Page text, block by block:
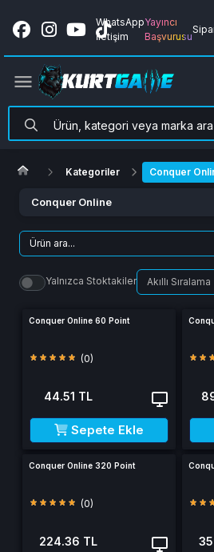
WhatsApp
İletişim
Yayıncı
Başvurusu
Kategoriler Conquer
Conquer Online
Yalnızca Stoktakiler
Conquer Online 60 Point
(0)
44.51 TL
Sepete Ekle
Conquer Online 320 Point
(0)
224.36 TL